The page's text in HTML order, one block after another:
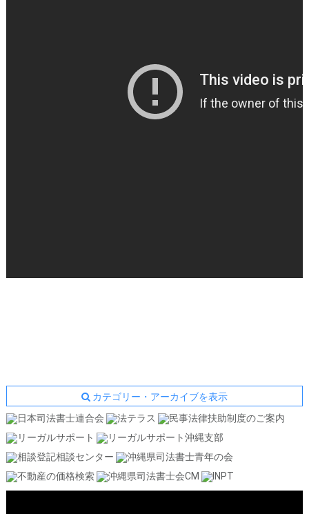
カテゴリー・アーカイブを表示